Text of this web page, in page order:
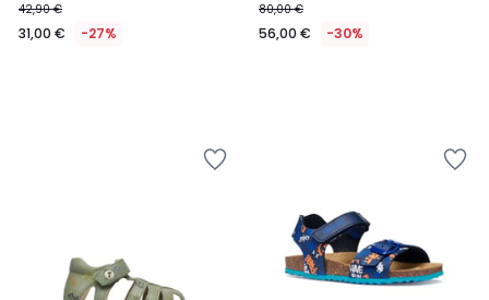
42,90 €
31,00 € -27%
80,00 €
56,00 € -30%